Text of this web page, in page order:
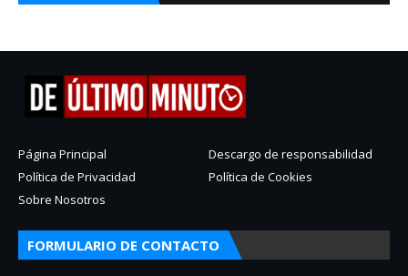
Página Principal
Descargo de responsabilidad
Política de Privacidad
Política de Cookies
Sobre Nosotros
FORMULARIO DE CONTACTO